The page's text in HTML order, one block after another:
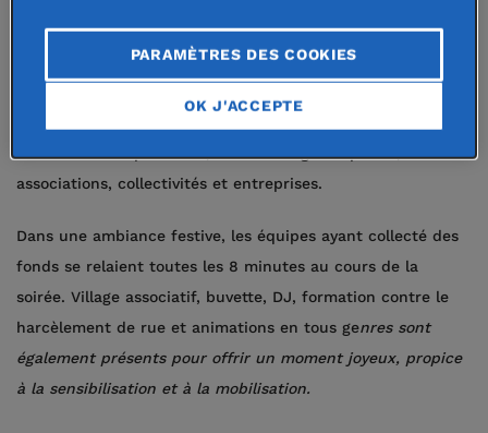
Qu'est-ce que la nuit des relais ?
des Femmes depuis 2016, réunissant grand public,
associations, collectivités et entreprises.
Dans une ambiance festive, les équipes ayant collecté des
fonds se relaient toutes les 8 minutes au cours de la
soirée. Village associatif, buvette, DJ, formation contre le
harcèlement de rue et animations en tous genres sont
également présents pour offrir un moment joyeux, propice
à la sensibilisation et à la mobilisation.
PARAMÈTRES DES COOKIES
OK J'ACCEPTE